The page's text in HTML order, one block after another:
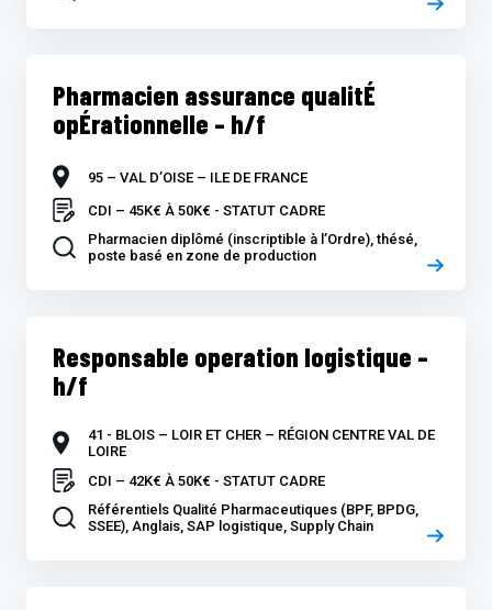
Pharmacien assurance qualitÉ
opÉrationnelle – h/f
95 – VAL D’OISE – ILE DE FRANCE
CDI – 45K€ À 50K€ - STATUT CADRE
Pharmacien diplômé (inscriptible à l’Ordre), thésé,
poste basé en zone de production
Responsable operation logistique –
h/f
41 - BLOIS – LOIR ET CHER – RÉGION CENTRE VAL DE
LOIRE
CDI – 42K€ À 50K€ - STATUT CADRE
Référentiels Qualité Pharmaceutiques (BPF, BPDG,
SSEE), Anglais, SAP logistique, Supply Chain